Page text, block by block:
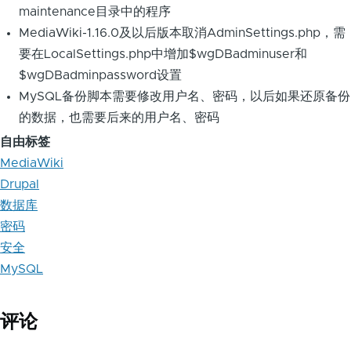
maintenance目录中的程序
MediaWiki-1.16.0及以后版本取消AdminSettings.php，需
要在LocalSettings.php中增加$wgDBadminuser和
$wgDBadminpassword设置
MySQL备份脚本需要修改用户名、密码，以后如果还原备份
的数据，也需要后来的用户名、密码
自由标签
MediaWiki
Drupal
数据库
密码
安全
MySQL
评论